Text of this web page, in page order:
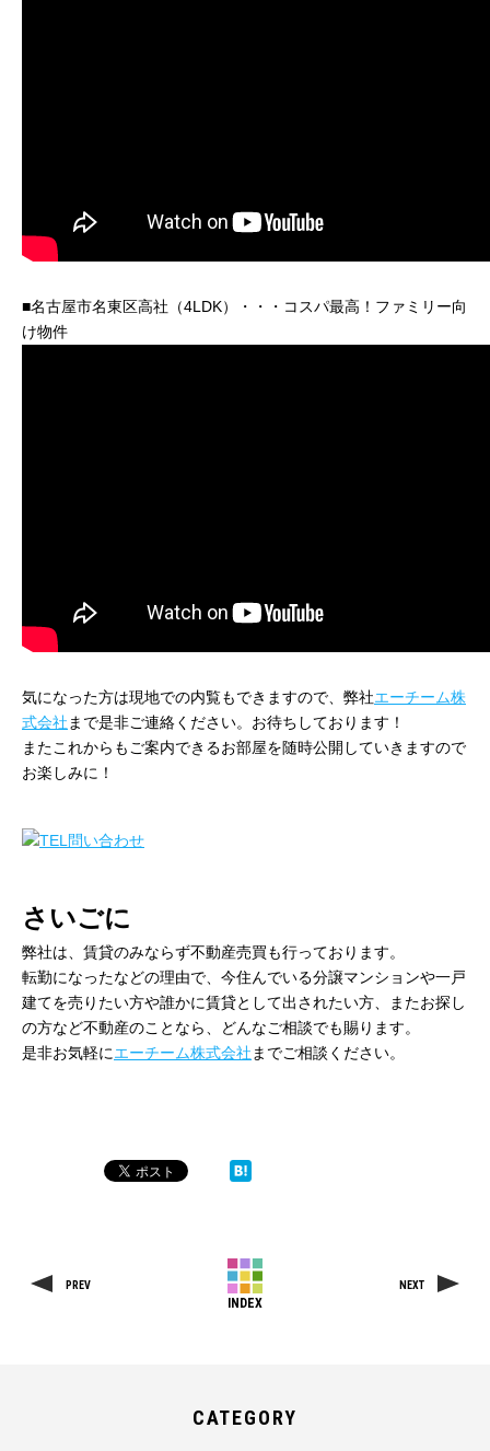
■名古屋市名東区高社（4LDK）・・・コスパ最高！ファミリー向
け物件
気になった方は現地での内覧もできますので、弊社エーチーム株
式会社 まで是非ご連絡ください。お待ちしております！
またこれからもご案内できるお部屋を随時公開していきますので
お楽しみに！
さいごに
弊社は、賃貸のみならず不動産売買も行っております。
転勤になったなどの理由で、今住んでいる分譲マンションや一戸
建てを売りたい方や誰かに賃貸として出されたい方、またお探し
の方など不動産のことなら、どんなご相談でも賜ります。
是非お気軽にエーチーム株式会社 までご相談ください。
PREV
INDEX
NEXT
CATEGORY